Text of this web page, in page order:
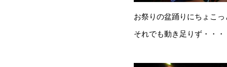
お祭りの盆踊りにちょこ
それでも動き足りず・・・